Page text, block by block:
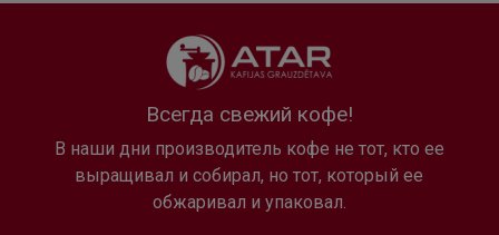
Всегда свежий кофе!
В наши дни производитель кофе не тот, кто ее
выращивал и собирал, но тот, который ее
обжаривал и упаковал.